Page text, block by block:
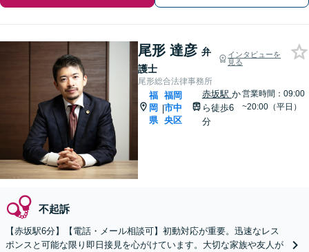
尾形 達彦 弁
護士
インタビューを
見る
尾形総合法律事務所
福
岡
県
|
福岡
市中
央区
赤坂駅 か
ら徒歩6
分
営業時間：09:00
~20:00（平日）
不起訴
【赤坂駅6分】【電話・メール相談可】初動対応が重要。迅速なレス
ポンスと可能な限り即日接見を心がけています。大切な家族や友人が